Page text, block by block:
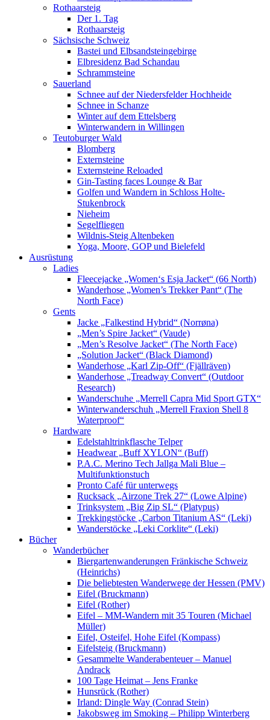
Rothaarsteig
Der 1. Tag
Rothaarsteig
Sächsische Schweiz
Bastei und Elbsandsteingebirge
Elbresidenz Bad Schandau
Schrammsteine
Sauerland
Schnee auf der Niedersfelder Hochheide
Schnee in Schanze
Winter auf dem Ettelsberg
Winterwandern in Willingen
Teutoburger Wald
Blomberg
Externsteine
Externsteine Reloaded
Gin-Tasting faces Lounge & Bar
Golfen und Wandern in Schloss Holte-
Stukenbrock
Nieheim
Segelfliegen
Wildnis-Steig Altenbeken
Yoga, Moore, GOP und Bielefeld
Ausrüstung
Ladies
Fleecejacke „Women‘s Esja Jacket“ (66 North)
Wanderhose „Women’s Trekker Pant“ (The
North Face)
Gents
Jacke „Falkestind Hybrid“ (Norrøna)
„Men’s Spire Jacket“ (Vaude)
„Men’s Resolve Jacket“ (The North Face)
„Solution Jacket“ (Black Diamond)
Wanderhose „Karl Zip-Off“ (Fjällräven)
Wanderhose „Treadway Convert“ (Outdoor
Research)
Wanderschuhe „Merrell Capra Mid Sport GTX“
Winterwanderschuh „Merrell Fraxion Shell 8
Waterproof“
Hardware
Edelstahltrinkflasche Telper
Headwear „Buff XYLON“ (Buff)
P.A.C. Merino Tech Jallga Mali Blue –
Multifunktionstuch
Pronto Café für unterwegs
Rucksack „Airzone Trek 27“ (Lowe Alpine)
Trinksystem „Big Zip SL“ (Platypus)
Trekkingstöcke „Carbon Titanium AS“ (Leki)
Wanderstöcke „Leki Corklite“ (Leki)
Bücher
Wanderbücher
Biergartenwanderungen Fränkische Schweiz
(Heinrichs)
Die beliebtesten Wanderwege der Hessen (PMV)
Eifel (Bruckmann)
Eifel (Rother)
Eifel – MM-Wandern mit 35 Touren (Michael
Müller)
Eifel, Osteifel, Hohe Eifel (Kompass)
Eifelsteig (Bruckmann)
Gesammelte Wanderabenteuer – Manuel
Andrack
100 Tage Heimat – Jens Franke
Hunsrück (Rother)
Irland: Dingle Way (Conrad Stein)
Jakobsweg im Smoking – Philipp Winterberg